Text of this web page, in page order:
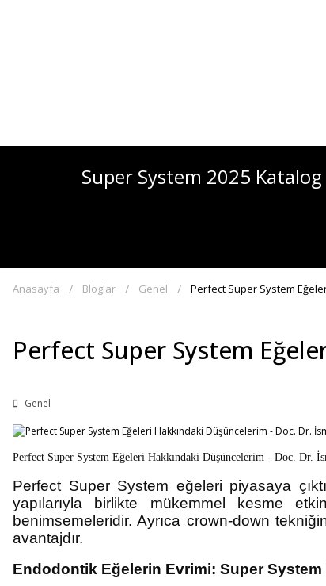
Super System 2025 Katalog
Anasayfa Bloglar Genel Perfect Super System
Perfect Super System
Genel
Perfect Super System Eğeleri Hakkındaki Düşüncelerim - Doc. Dr.
Perfect Super System eğeleri piyasaya
yapılarıyla birlikte mükemmel kesme
benimsemeleridir. Ayrıca crown-down
avantajdır.
Endodontik Eğelerin Evrimi: Super System